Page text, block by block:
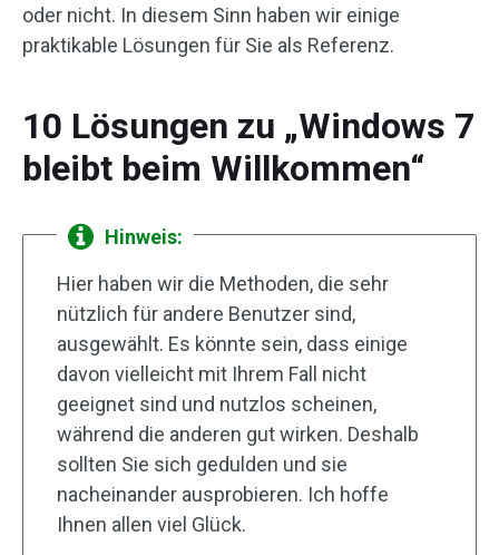
oder nicht. In diesem Sinn haben wir einige
praktikable Lösungen für Sie als Referenz.
10 Lösungen zu „Windows 7
bleibt beim Willkommen“
Hinweis:
Hier haben wir die Methoden, die sehr
nützlich für andere Benutzer sind,
ausgewählt. Es könnte sein, dass einige
davon vielleicht mit Ihrem Fall nicht
geeignet sind und nutzlos scheinen,
während die anderen gut wirken. Deshalb
sollten Sie sich gedulden und sie
nacheinander ausprobieren. Ich hoffe
Ihnen allen viel Glück.